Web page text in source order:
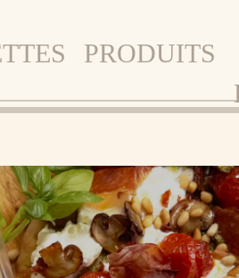
PRODUITS